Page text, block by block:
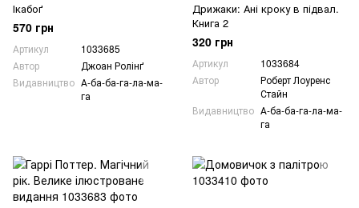
Ікабоґ
570 грн
Артикул
1033685
Автор
Джоан Ролінґ
Видавництво А-ба-ба-га-ла-ма-
га
Дрижаки: Ані кроку в підвал.
Книга 2
320 грн
Артикул
1033684
Автор
Роберт Лоуренс
Стайн
Видавництво А-ба-ба-га-ла-ма-
га